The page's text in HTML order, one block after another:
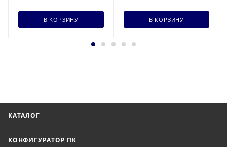
В КОРЗИНУ В КОРЗИНУ
КАТАЛОГ
КОНФИГУРАТОР ПК